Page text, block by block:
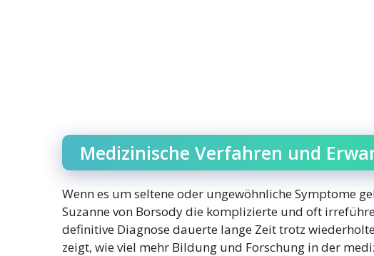
Medizinische Verfahren und
Wenn es um seltene oder ungewöhnliche Symptome
Suzanne von Borsody die komplizierte und oft
definitive Diagnose dauerte lange Zeit trotz
zeigt, wie viel mehr Bildung und Forschung in der